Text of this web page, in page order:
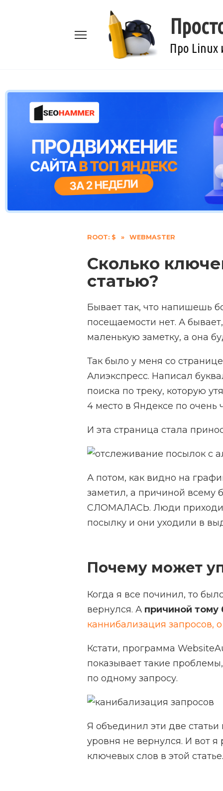
Про Linux
ROOT: $ » WEBMASTER
Сколько
статью?
Бывает так, что напишешь
посещаемости нет. А
маленькую заметку, а она
Так было у меня со
Алиэкспресс. Написал
поиска по треку, которую
4 место в Яндексе по очень
И эта страница стала
А потом, как видно на
заметил, а причиной всему
СЛОМАЛАСЬ. Люди
посылку и они уходили в
Почему может
Когда я все починил, то
вернулся. А причиной
каннибализация запросов,
Кстати, программа
показывает такие
по одному запросу.
Я объединил эти две статьи
уровня не вернулся. И вот
ключевых слов в этой статье.